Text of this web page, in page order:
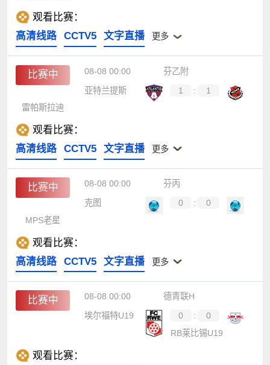
观看比赛：
高清线路
CCTV5 文字直播 更多
比赛中 08-08 00:00
芬乙附
亚特兰提斯
1 :
1
雷帕斯拉迪
观看比赛：
高清线路
CCTV5 文字直播 更多
比赛中 08-08 00:00
芬丙
克图
0 :
0
MPS老星
观看比赛：
高清线路
CCTV5 文字直播 更多
比赛中 08-08 00:00
德青联H
埃尔福特U19
0 :
0
RB莱比锡U19
观看比赛：